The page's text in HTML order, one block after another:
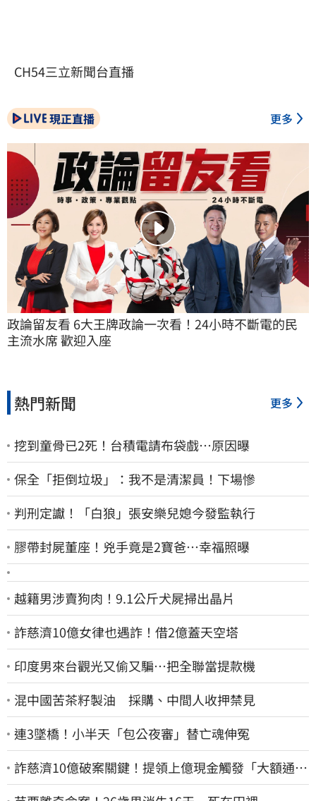
CH54三立新聞台直播
現正直播 更多
政論留友看 6大王牌政論一次看！24小時不斷電的民
主流水席 歡迎入座
熱門新聞 更多
挖到童骨已2死！台積電請布袋戲…原因曝
保全「拒倒垃圾」：我不是清潔員！下場慘
判刑定讞！「白狼」張安樂兒媳今發監執行
膠帶封屍董座！兇手竟是2寶爸…幸福照曝
越籍男涉賣狗肉！9.1公斤犬屍掃出晶片
詐慈濟10億女律也遇詐！借2億蓋天空塔
印度男來台觀光又偷又騙…把全聯當提款機
混中國苦茶籽製油 採購、中間人收押禁見
連3墜橋！小半天「包公夜審」替亡魂伸冤
詐慈濟10億破案關鍵！提領上億現金觸發「大額通
報」神鬼律師遭擊落內幕